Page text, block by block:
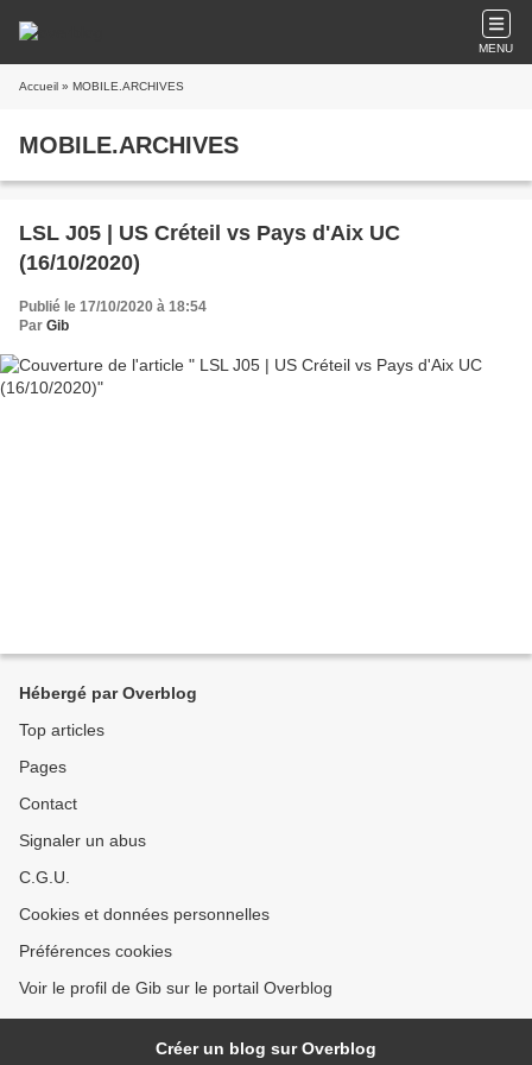
MENU
Accueil » MOBILE.ARCHIVES
MOBILE.ARCHIVES
LSL J05 | US Créteil vs Pays d'Aix UC
(16/10/2020)
Publié le 17/10/2020 à 18:54
Par Gib
Hébergé par Overblog
Top articles
Pages
Contact
Signaler un abus
C.G.U.
Cookies et données personnelles
Préférences cookies
Voir le profil de Gib sur le portail Overblog
Créer un blog sur Overblog